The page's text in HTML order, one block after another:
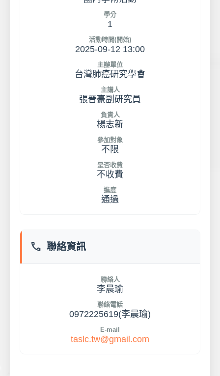
學分
1
活動時間(開始)
2025-09-12 13:00
主辦單位
台灣肺癌研究學會
主講人
張晉豪副研究員
負責人
楊志新
參加對象
不限
是否收費
不收費
進度
通過
phone 聯絡資訊
聯絡人
李晨瑜
聯絡電話
0972225619(李晨瑜)
E-mail
taslc.tw@gmail.com